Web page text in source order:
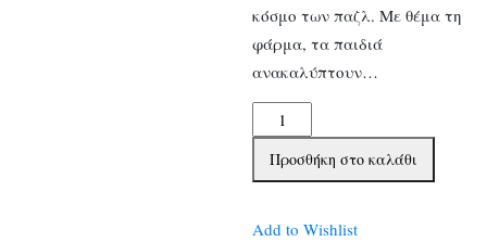
κόσμο των παζλ. Με θέμα τη
φάρμα, τα παιδιά
ανακαλύπτουν…
Djeco
4
πάζλ
Προσθήκη στο καλάθι
Add to Wishlist